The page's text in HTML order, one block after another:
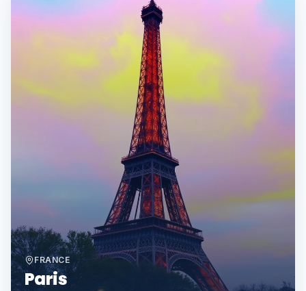
FRANCE
Paris